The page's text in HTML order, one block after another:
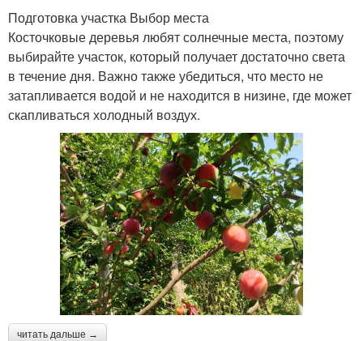
Подготовка участка Выбор места
Косточковые деревья любят солнечные места, поэтому
выбирайте участок, который получает достаточно света
в течение дня. Важно также убедиться, что место не
затапливается водой и не находится в низине, где может
скапливаться холодный воздух.
читать дальше →